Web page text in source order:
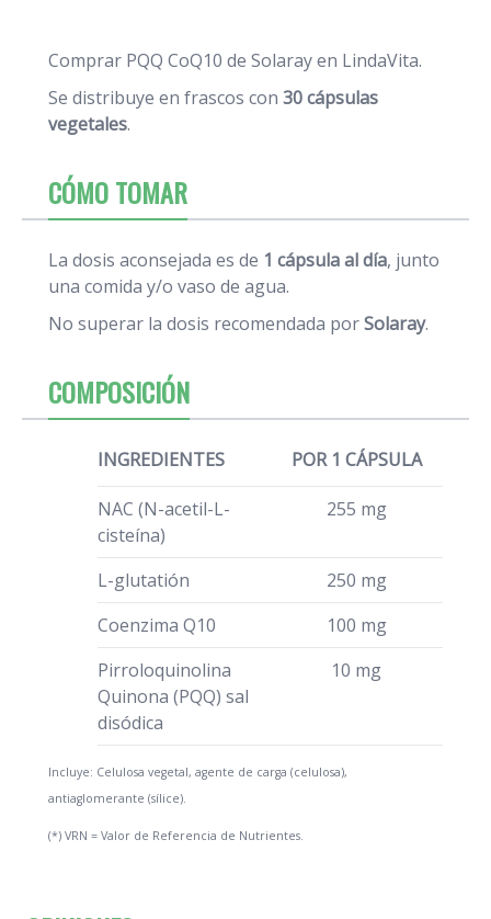
Comprar PQQ CoQ10 de Solaray en LindaVita.
Se distribuye en frascos con 30 cápsulas
vegetales.
CÓMO TOMAR
La dosis aconsejada es de 1 cápsula al día, junto
una comida y/o vaso de agua.
No superar la dosis recomendada porSolaray.
COMPOSICIÓN
INGREDIENTES POR 1 CÁPSULA
NAC (N-acetil-L-
cisteína)
255 mg
L-glutatión
250 mg
Coenzima Q10
100 mg
Pirroloquinolina
Quinona (PQQ) sal
disódica
10 mg
Incluye: Celulosa vegetal, agente de carga (celulosa),
antiaglomerante (sílice).
(*) VRN = Valor de Referencia de Nutrientes.